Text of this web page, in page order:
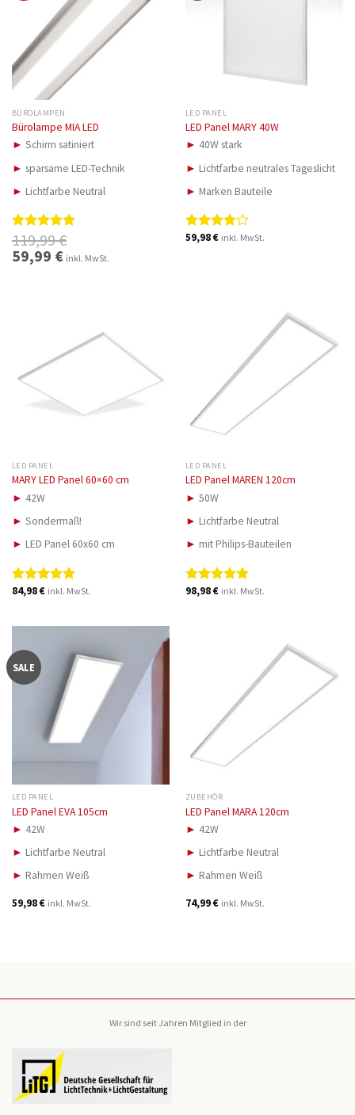
BÜROLAMPEN
Bürolampe MIA LED
► Schirm satiniert
► sparsame LED-Technik
► Lichtfarbe Neutral
Bewertet
mit 5.00
von 5
119,99€
Ursprünglicher
Preis
59,99 €Aktueller
Preis
inkl. MwSt.
LED PANEL
LED Panel MARY 40W
► 40W stark
► Lichtfarbe neutrales Tageslicht
► Marken Bauteile
Bewertet
59,98€ inkl. MwSt.
LED PANEL
MARY LED Panel 60×60 cm
► 42W
► Sondermaß!
► LED Panel 60x60 cm
Bewertet
84,98€ inkl. MwSt.
LED PANEL
LED Panel MAREN 120cm
► 50W
► Lichtfarbe Neutral
► mit Philips-Bauteilen
Bewertet
98,98€ inkl. MwSt.
SALE
LED PANEL
LED Panel EVA 105cm
► 42W
► Lichtfarbe Neutral
► Rahmen Weiß
59,98€ inkl. MwSt.
ZUBEHÖR
LED Panel MARA 120cm
► 42W
► Lichtfarbe Neutral
► Rahmen Weiß
74,99€ inkl. MwSt.
Wir sind seit Jahren Mitglied in der